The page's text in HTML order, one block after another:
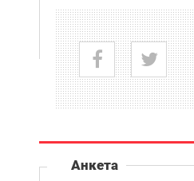
Анкета